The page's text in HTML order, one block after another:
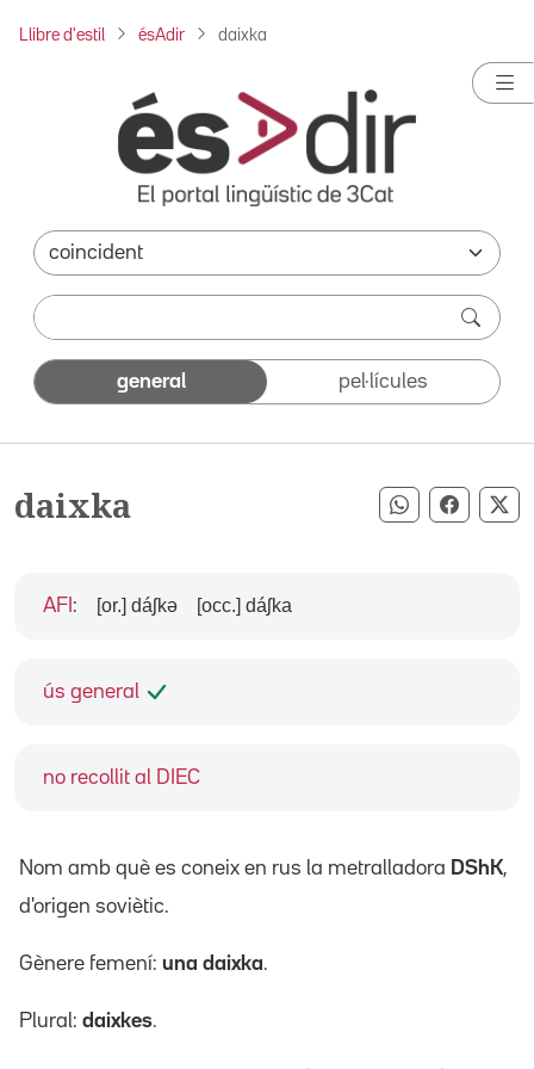
Llibre d'estil ésAdir daixka
general pel·lícules
daixka Compartir
ús general
no recollit al DIEC
AFI : [or.] dáʃkə [occ.] dáʃka
Nom amb què es coneix en rus la metralladora DShK,
d'origen soviètic.
Gènere femení: una daixka.
Plural: daixkes.